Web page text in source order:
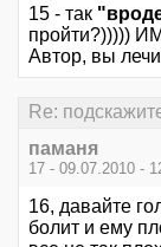
15 - так
пройти?)))))
Автор, вы
Re:
паманя
17 - 09.07.2010 -
16, давайте
болит и ему